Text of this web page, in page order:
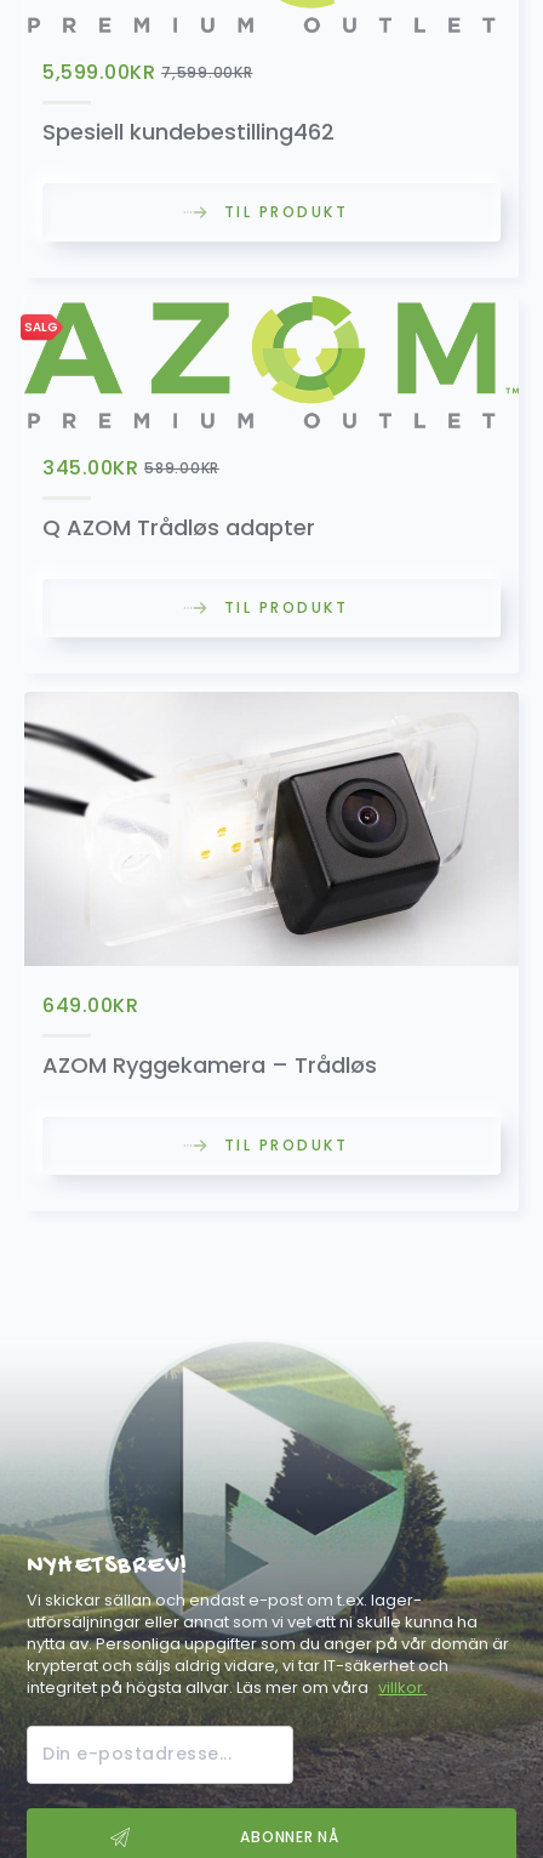
Headset Bluetooth MIC
399.00
OBD2
199.00kr
5,599.00KR 7,599.00KR
Spesiell kundebestilling462
TIL PRODUKT
SALG
345.00KR 589.00KR
Q AZOM Trådløs adapter
TIL PRODUKT
649.00KR
AZOM Ryggekamera – Trådløs
TIL PRODUKT
NYHETSBREV!
Vi skickar sällan och endast e-post om t.ex. lager-
utförsäljningar eller annat som vi vet att ni skulle kunna ha
nytta av. Personliga uppgifter som du anger på vår domän är
krypterat och säljs aldrig vidare, vi tar IT-säkerhet och
integritet på högsta allvar. Läs mer om våra villkor.